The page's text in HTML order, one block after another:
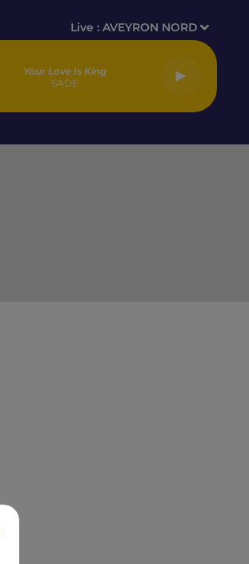
Live :AVEYRON NORD
Your Love Is King
SADE